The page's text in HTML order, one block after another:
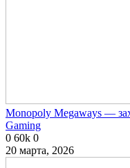
Monopoly Megaways —
Gaming
0 60k 0
20 марта, 2026